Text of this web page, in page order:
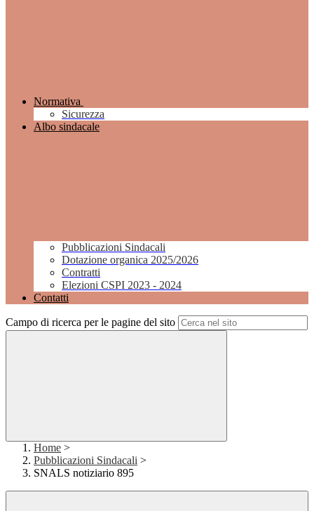
Normativa
Sicurezza
Albo sindacale
Pubblicazioni Sindacali
Dotazione organica 2025/2026
Contratti
Elezioni CSPI 2023 - 2024
Contatti
Campo di ricerca per le pagine del sito
Home >
Pubblicazioni Sindacali >
SNALS notiziario 895